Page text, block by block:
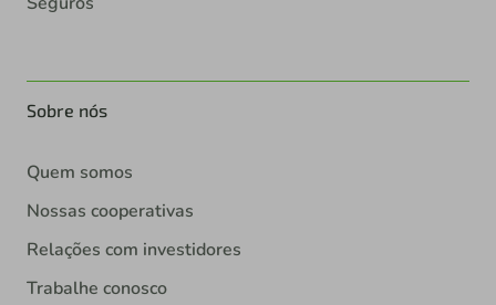
Sobre nós
Quem somos
Nossas cooperativas
Relações com investidores
Trabalhe conosco